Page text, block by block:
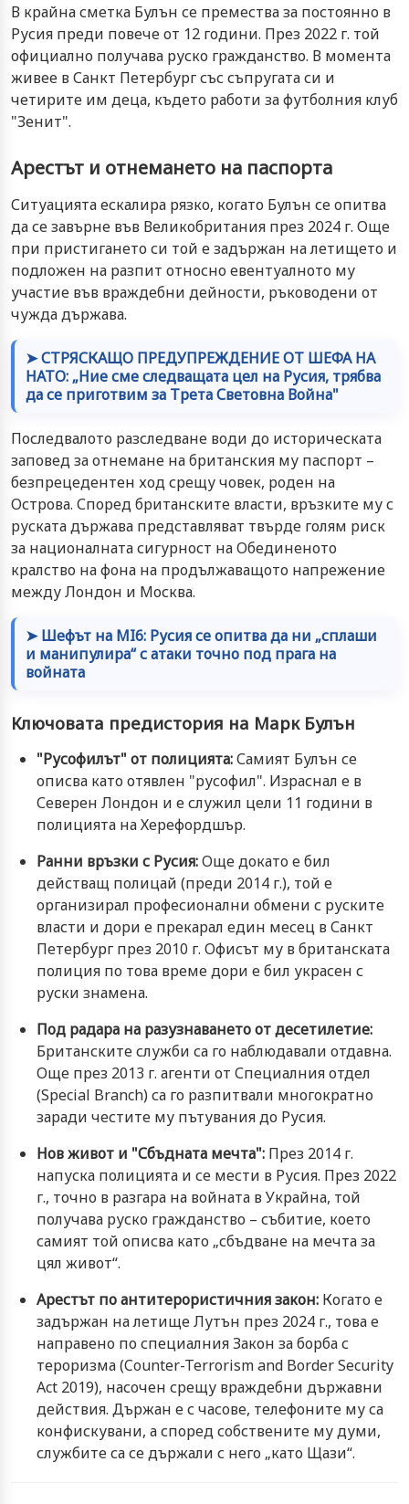
В крайна сметка Булън се премества за постоянно в
Русия преди повече от 12 години. През 2022 г. той
официално получава руско гражданство. В момента
живее в Санкт Петербург със съпругата си и
четирите им деца, където работи за футболния клуб
"Зенит".
Арестът и отнемането на паспорта
Ситуацията ескалира рязко, когато Булън се опитва
да се завърне във Великобритания през 2024 г. Още
при пристигането си той е задържан на летището и
подложен на разпит относно евентуалното му
участие във враждебни дейности, ръководени от
чужда държава.
➤ СТРЯСКАЩО ПРЕДУПРЕЖДЕНИЕ ОТ ШЕФА НА
НАТО: „Ние сме следващата цел на Русия, трябва
да се приготвим за Трета Световна Война"
Последвалото разследване води до историческата
заповед за отнемане на британския му паспорт –
безпрецедентен ход срещу човек, роден на
Острова. Според британските власти, връзките му с
руската държава представляват твърде голям риск
за националната сигурност на Обединеното
кралство на фона на продължаващото напрежение
между Лондон и Москва.
➤ Шефът на MI6: Русия се опитва да ни „сплаши
и манипулира“ с атаки точно под прага на
войната
Ключовата предистория на Марк Булън
"Русофилът" от полицията:Самият Булън се
описва като отявлен "русофил". Израснал е в
Северен Лондон и е служил цели 11 години в
полицията на Херефордшър.
Ранни връзки с Русия:Още докато е бил
действащ полицай (преди 2014 г.), той е
организирал професионални обмени с руските
власти и дори е прекарал един месец в Санкт
Петербург през 2010 г. Офисът му в британската
полиция по това време дори е бил украсен с
руски знамена.
Под радара на разузнаването от десетилетие:
Британските служби са го наблюдавали отдавна.
Още през 2013 г. агенти от Специалния отдел
(Special Branch) са го разпитвали многократно
заради честите му пътувания до Русия.
Нов живот и "Сбъдната мечта": През 2014 г.
напуска полицията и се мести в Русия. През 2022
г., точно в разгара на войната в Украйна, той
получава руско гражданство – събитие, което
самият той описва като „сбъдване на мечта за
цял живот“.
Арестът по антитерористичния закон: Когато е
задържан на летище Лутън през 2024 г., това е
направено по специалния Закон за борба с
тероризма (Counter-Terrorism and Border Security
Act 2019), насочен срещу враждебни държавни
действия. Държан е с часове, телефоните му са
конфискувани, а според собствените му думи,
службите са се държали с него „като Щази“.